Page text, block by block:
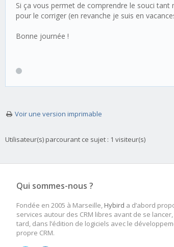
Si ça vous permet de comprendre le souci
pour le corriger (en revanche je suis en
Bonne journée !
Voir une version imprimable
Utilisateur(s) parcourant ce sujet : 1 visiteur(s)
Qui sommes-nous ?
Fondée en 2005 à Marseille, Hybird a d’abord
services autour des CRM libres avant de se
tard, dans l’édition de logiciels avec le
propre CRM.